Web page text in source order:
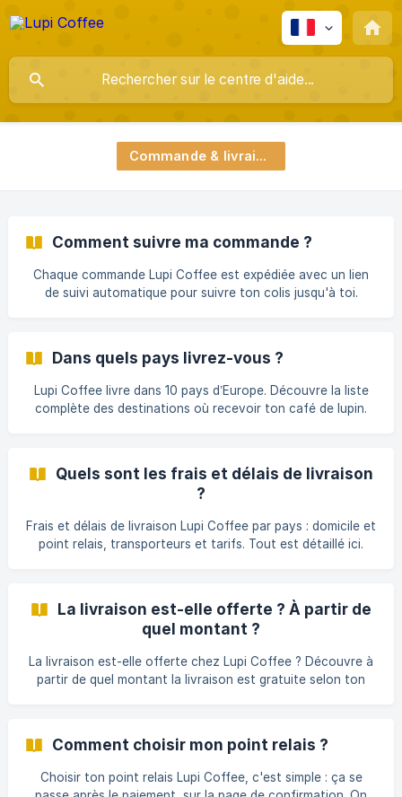
Commande & livraison
Comment suivre ma commande ?
Chaque commande Lupi Coffee est expédiée avec un lien
de suivi automatique pour suivre ton colis jusqu'à toi.
Dans quels pays livrez-vous ?
Lupi Coffee livre dans 10 pays d’Europe. Découvre la liste
complète des destinations où recevoir ton café de lupin.
Quels sont les frais et délais de livraison
?
Frais et délais de livraison Lupi Coffee par pays : domicile et
point relais, transporteurs et tarifs. Tout est détaillé ici.
La livraison est-elle offerte ? À partir de
quel montant ?
La livraison est-elle offerte chez Lupi Coffee ? Découvre à
partir de quel montant la livraison est gratuite selon ton
Comment choisir mon point relais ?
Choisir ton point relais Lupi Coffee, c'est simple : ça se